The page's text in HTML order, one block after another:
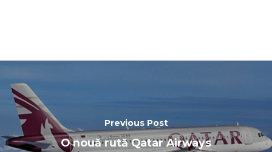
Previous Post
O nouă rută Qatar Airways